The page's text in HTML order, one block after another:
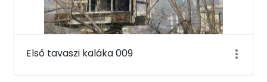
Első tavaszi kaláka 009